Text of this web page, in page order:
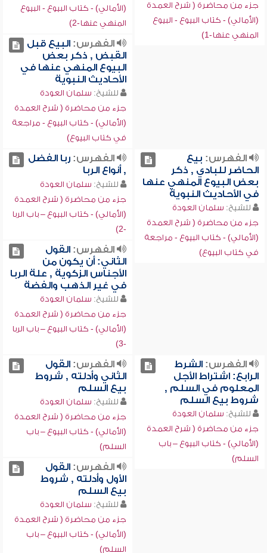
جزء من محاضرة ( شرح العمدة
(الأمالي) - كتاب البيوع - البيوع
المنهي عنها-1)
(الأمالي) - كتاب البيوع - البيوع
المنهي عنها-2)
الفهرس:البيع قبل
القبض , ذكر بعض
البيوع المنهي عنها في
الأحاديث النبوية
للشيخ: سلمان العودة
جزء من محاضرة ( شرح العمدة
(الأمالي) - كتاب البيوع - مراجعة
في كتاب البيوع)
الفهرس: بيع
الحاضر للبادي , ذكر
بعض البيوع المنهي عنها
في الأحاديث النبوية
للشيخ: سلمان العودة
جزء من محاضرة ( شرح العمدة
(الأمالي) - كتاب البيوع - مراجعة
في كتاب البيوع)
الفهرس:ربا الفضل
, أنواع الربا
للشيخ: سلمان العودة
جزء من محاضرة ( شرح العمدة
(الأمالي) - كتاب البيوع – باب الربا
-2)
الفهرس:القول
الثاني: أن يكون من
الأجناس الزكوية , علة الربا
في غير الذهب والفضة
للشيخ: سلمان العودة
جزء من محاضرة ( شرح العمدة
(الأمالي) - كتاب البيوع – باب الربا
-3)
الفهرس:الشرط
الرابع: اشتراط الأجل
المعلوم في السلم ,
شروط بيع السلم
للشيخ: سلمان العودة
جزء من محاضرة ( شرح العمدة
(الأمالي) - كتاب البيوع – باب
السلم)
الفهرس:القول
الثاني وأدلته , شروط
بيع السلم
للشيخ: سلمان العودة
جزء من محاضرة ( شرح العمدة
(الأمالي) - كتاب البيوع – باب
السلم)
الفهرس:القول
الأول وأدلته , شروط
بيع السلم
للشيخ: سلمان العودة
جزء من محاضرة ( شرح العمدة
(الأمالي) - كتاب البيوع – باب
السلم)